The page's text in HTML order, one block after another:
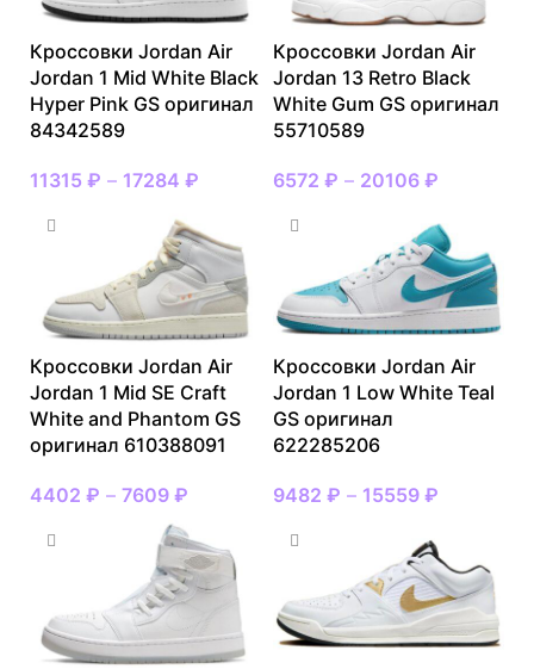
Кроссовки Jordan Air
Jordan 1 Mid White Black
Hyper Pink GS оригинал
84342589
11315 ₽ – 17284 ₽
Кроссовки Jordan Air
Jordan 13 Retro Black
White Gum GS оригинал
55710589
6572 ₽ – 20106 ₽
Кроссовки Jordan Air
Jordan 1 Mid SE Craft
White and Phantom GS
оригинал 610388091
4402 ₽ – 7609 ₽
Кроссовки Jordan Air
Jordan 1 Low White Teal
GS оригинал
622285206
9482 ₽ – 15559 ₽